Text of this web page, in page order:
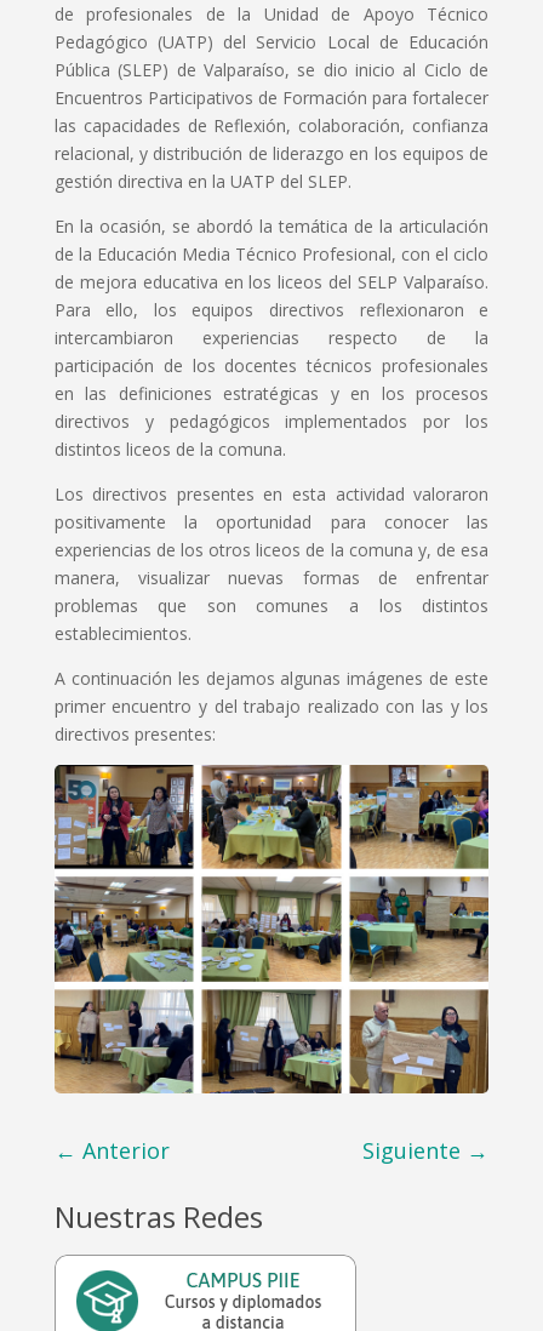
de profesionales de la Unidad de Apoyo Técnico
Pedagógico (UATP) del Servicio Local de Educación
Pública (SLEP) de Valparaíso, se dio inicio al Ciclo de
Encuentros Participativos de Formación para fortalecer
las capacidades de Reflexión, colaboración, confianza
relacional, y distribución de liderazgo en los equipos de
gestión directiva en la UATP del SLEP.
En la ocasión, se abordó la temática de la articulación
de la Educación Media Técnico Profesional, con el ciclo
de mejora educativa en los liceos del SELP Valparaíso.
Para ello, los equipos directivos reflexionaron e
intercambiaron experiencias respecto de la
participación de los docentes técnicos profesionales
en las definiciones estratégicas y en los procesos
directivos y pedagógicos implementados por los
distintos liceos de la comuna.
Los directivos presentes en esta actividad valoraron
positivamente la oportunidad para conocer las
experiencias de los otros liceos de la comuna y, de esa
manera, visualizar nuevas formas de enfrentar
problemas que son comunes a los distintos
establecimientos.
A continuación les dejamos algunas imágenes de este
primer encuentro y del trabajo realizado con las y los
directivos presentes:
← Anterior Siguiente →
Nuestras Redes